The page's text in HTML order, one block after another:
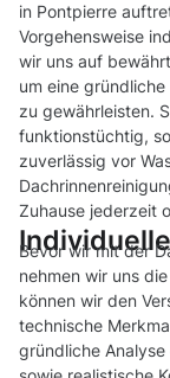
in Pontpierre
Vorgehensweise
wir uns auf
um eine
zu gewährleisten.
funktionstüchtig,
zuverlässig vor
Zuhause jederzeit
Bevor wir mit der
nehmen wir uns
können wir den
technische
gründliche